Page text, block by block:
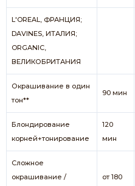
L'OREAL, ФРАНЦИЯ;
DAVINES, ИТАЛИЯ;
ORGANIC,
ВЕЛИКОБРИТАНИЯ
Окрашивание в один
тон**
90 мин
Блондирование
корней+тонирование
120
мин
Сложное
окрашивание /
от 180